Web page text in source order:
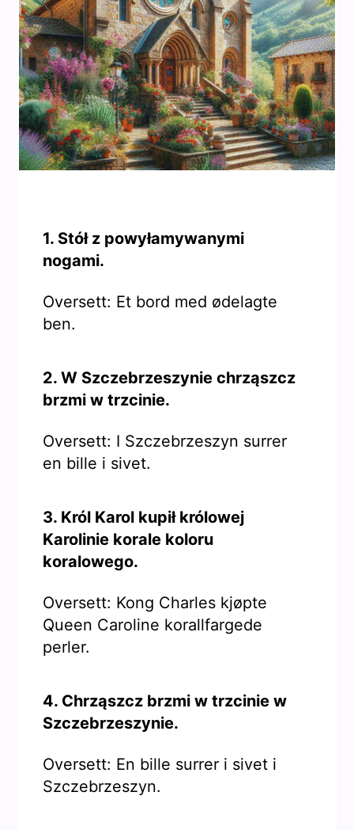
1. Stół z powyłamywanymi
nogami.
Oversett: Et bord med ødelagte
ben.
2. W Szczebrzeszynie chrząszcz
brzmi w trzcinie.
Oversett: I Szczebrzeszyn surrer
en bille i sivet.
3. Król Karol kupił królowej
Karolinie korale koloru
koralowego.
Oversett: Kong Charles kjøpte
Queen Caroline korallfargede
perler.
4. Chrząszcz brzmi w trzcinie w
Szczebrzeszynie.
Oversett: En bille surrer i sivet i
Szczebrzeszyn.